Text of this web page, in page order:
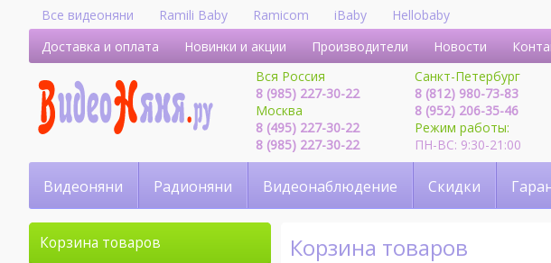
Все видеоняни Ramili Baby Ramicom iBaby
Hellobaby
Доставка и оплата
Новинки и акции Производители Новости
Вся Россия
8 (985) 227-30-22
Москва
8 (495) 227-30-22
8 (985) 227-30-22
Санкт-Петербург
8 (812) 980-73-83
8 (952) 206-35-46
Режим работы:
ПН-ВС: 9:30-21:00
Видеоняни Радионяни Видеонаблюдение Скидки
Корзина товаров
Корзина товаров